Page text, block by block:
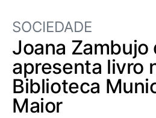
SOCIEDADE
Joana Zambujo
apresenta livro
Biblioteca
Maior